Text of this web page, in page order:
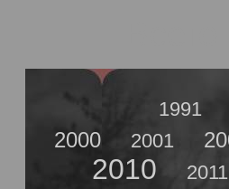
1991
2000 2001
2010 2011